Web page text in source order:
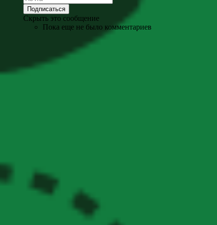
Скрыть это сообщение
Пока еще не было комментариев